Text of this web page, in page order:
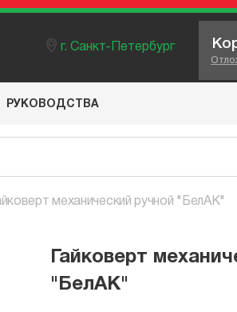
г. Санкт-Петербург
РУКОВОДСТВА
механический ручной "БелАК"
Гайковерт
"БелАК"